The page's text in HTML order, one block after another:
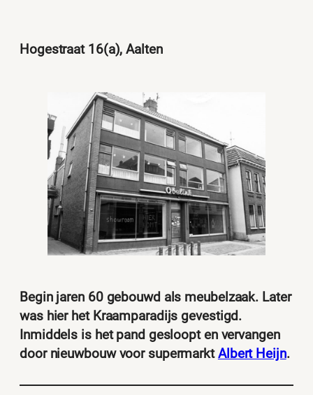
Hogestraat 16(a), Aalten
Begin jaren 60 gebouwd als meubelzaak. Later
was hier het Kraamparadijs gevestigd.
Inmiddels is het pand gesloopt en vervangen
door nieuwbouw voor supermarktAlbert Heijn.